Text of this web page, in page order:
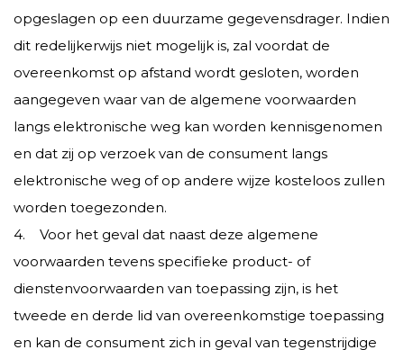
opgeslagen op een duurzame gegevensdrager. Indien
dit redelijkerwijs niet mogelijk is, zal voordat de
overeenkomst op afstand wordt gesloten, worden
aangegeven waar van de algemene voorwaarden
langs elektronische weg kan worden kennisgenomen
en dat zij op verzoek van de consument langs
elektronische weg of op andere wijze kosteloos zullen
worden toegezonden.
4. Voor het geval dat naast deze algemene
voorwaarden tevens specifieke product- of
dienstenvoorwaarden van toepassing zijn, is het
tweede en derde lid van overeenkomstige toepassing
en kan de consument zich in geval van tegenstrijdige